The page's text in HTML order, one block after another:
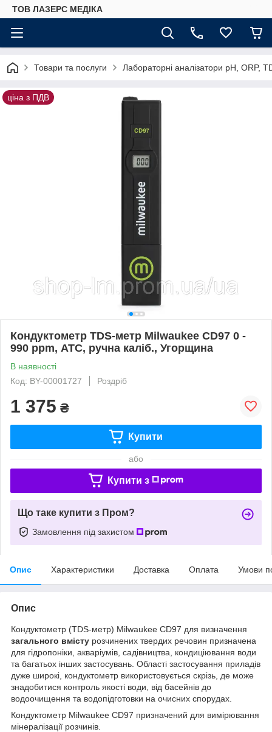
ТОВ ЛАЗЕРС МЕДІКА
Товари та послуги Лабораторні аналізатори pH, ORP,
ціна з ПДВ
Кондуктометр TDS-метр Milwaukee CD97 0 -
990 ppm, АТС, ручна каліб., Угорщина
В наявності
Код: BY-00001727
Роздріб
1 375 ₴
Купити
або
Купити з
Що таке купити з Пром?
Замовлення під захистом
Опис Характеристики Доставка Оплата Умови
Опис
Кондуктометр (TDS-метр) Milwaukee CD97 для визначення
загального вмісту розчинених твердих речовин призначена
для гідропоніки, акваріумів, садівництва, кондиціювання води
та багатьох інших застосувань. Області застосування приладів
дуже широкі, кондуктометр використовується скрізь, де може
знадобитися контроль якості води, від басейнів до
водоочищення та водопідготовки на очисних спорудах.
Кондуктометр Milwaukee CD97 призначений для вимірювання
мінералізації розчинів.